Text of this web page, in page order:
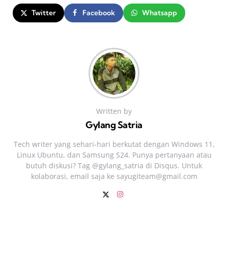
Twitter Facebook Whatsapp
Written by
Gylang Satria
Tech writer yang sehari‑hari berkutat dengan Windows 11,
Linux Ubuntu, dan Samsung S24. Punya pertanyaan atau
butuh diskusi? Tag @gylang_satria di Disqus. Untuk
kolaborasi, email saja ke sayugiteam@gmail.com